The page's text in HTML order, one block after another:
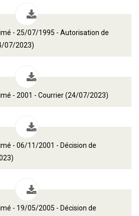
- 25/07/1995 - Autorisation de
07/2023)
- 2001 - Courrier (24/07/2023)
- 06/11/2001 - Décision de
- 19/05/2005 - Décision de